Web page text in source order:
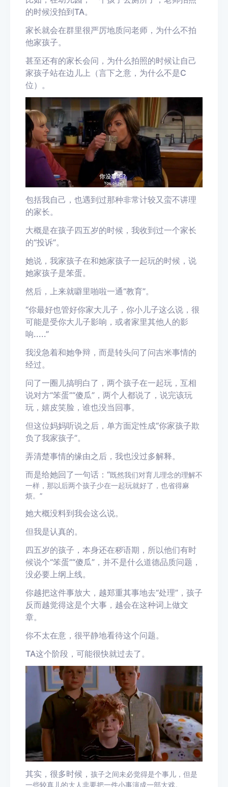
的时候没拍到TA。
家长就会在群里很严厉地质问老师，为什么不拍
他家孩子。
甚至还有的家长会问，为什么拍照的时候让自己
家孩子站在边儿上（言下之意，为什么不是C
位）。
包括我自己，也遇到过那种非常计较又蛮不讲理
的家长。
大概是在孩子四五岁的时候，我收到过一个家长
的“投诉”。
她说，我家孩子在和她家孩子一起玩的时候，说
她家孩子是笨蛋。
然后，上来就噼里啪啦一通“教育”。
“你最好也管好你家大儿子，你小儿子这么说，很
可能是受你大儿子影响，或者家里其他人的影
响.....”
我没急着和她争辩，而是转头问了问吉米事情的
经过。
问了一圈儿搞明白了， 两个孩子在一起玩，互相
说对方“笨蛋”“傻瓜”，两个人都说了，说完该玩
玩，嬉皮笑脸，谁也没当回事。
但这位妈妈听说之后，单方面定性成“你家孩子欺
负了我家孩子”。
弄清楚事情的缘由之后，我也没过多解释。
而是给她回了一句话 ：“既然我们对育儿理念的理解不
一样，那以后两个孩子少在一起玩就好了，也省得麻
烦。”
她大概没料到我会这么说。
但我是认真的。
四五岁的孩子，本身还在秽语期，所以他们有时
候说个“笨蛋”“傻瓜”，并不是什么道德品质问题，
没必要上纲上线。
你越把这件事放大，越郑重其事地去“处理” ，孩子
反而越觉得这是个大事，越会在这种词上做文
章。
你不太在意，很平静地看待这个问题。
TA这个阶段，可能很快就过去了。
其实，很多时候， 孩子之间未必觉得是个事儿，但是
一些较真儿的大人非要把一件小事演成一部大戏。